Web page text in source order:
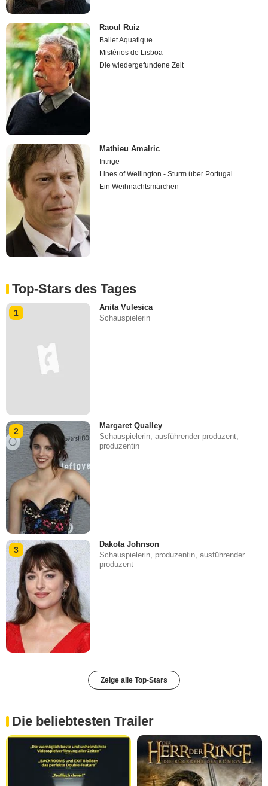
Raoul Ruiz
Ballet Aquatique
Mistérios de Lisboa
Die wiedergefundene Zeit
Mathieu Amalric
Intrige
Lines of Wellington - Sturm über Portugal
Ein Weihnachtsmärchen
Top-Stars des Tages
1
Anita Vulesica
Schauspielerin
2
Margaret Qualley
Schauspielerin, ausführender produzent,
produzentin
3
Dakota Johnson
Schauspielerin, produzentin, ausführender
produzent
Zeige alle Top-Stars
Die beliebtesten Trailer